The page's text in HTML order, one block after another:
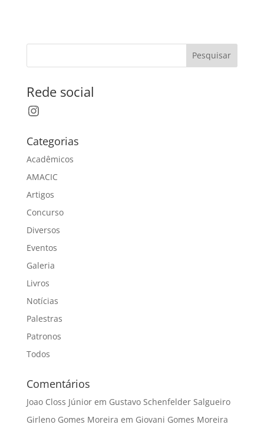
Pesquisar
Rede social
Instagram
Categorias
Acadêmicos
AMACIC
Artigos
Concurso
Diversos
Eventos
Galeria
Livros
Notícias
Palestras
Patronos
Todos
Comentários
Joao Closs Júniorem Gustavo Schenfelder Salgueiro
Girleno Gomes Moreira em Giovani Gomes Moreira